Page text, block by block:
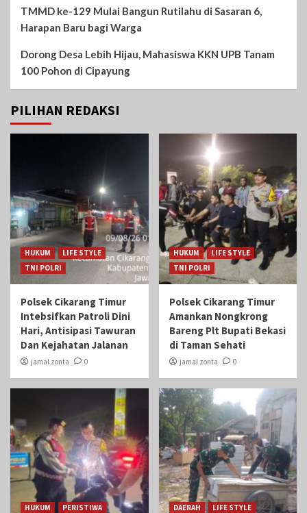
TMMD ke-129 Mulai Bangun Rutilahu di Sasaran 6,
Harapan Baru bagi Warga
Dorong Desa Lebih Hijau, Mahasiswa KKN UPB Tanam
100 Pohon di Cipayung
PILIHAN REDAKSI
HUKUM
LIFE STYLE
TNI POLRI
Polsek Cikarang Timur
Intebsifkan Patroli Dini
Hari, Antisipasi Tawuran
Dan Kejahatan Jalanan
jamal zonta 0
HUKUM
LIFE STYLE
TNI POLRI
Polsek Cikarang Timur
Amankan Nongkrong
Bareng Plt Bupati Bekasi
di Taman Sehati‎
jamal zonta 0
HUKUM
PERISTIWA
DAERAH
LIFE STYLE